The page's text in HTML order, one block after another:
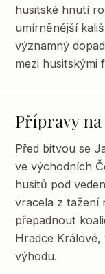
husitské hnutí
umírněnější
významný
mezi husitskými
Přípravy
Před bitvou se
ve východních
husitů pod
vracela z tažení
přepadnout
Hradce
výhodu.